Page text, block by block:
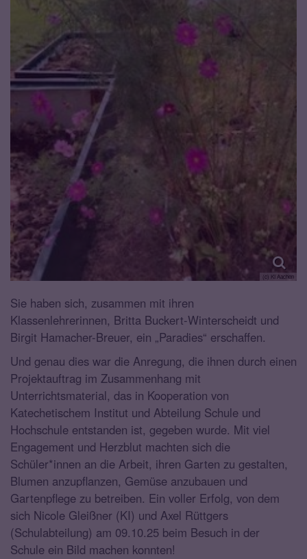
(c) KI Aachen
Sie haben sich, zusammen mit ihren
Klassenlehrerinnen, Britta Buckert-Winterscheidt und
Birgit Hamacher-Breuer, ein „Paradies“ erschaffen.
Und genau dies war die Anregung, die ihnen durch einen
Projektauftrag im Zusammenhang mit
Unterrichtsmaterial, das in Kooperation von
Katechetischem Institut und Abteilung Schule und
Hochschule entstanden ist, gegeben wurde. Mit viel
Engagement und Herzblut machten sich die
Schüler*innen an die Arbeit, ihren Garten zu gestalten,
Blumen anzupflanzen, Gemüse anzubauen und
Gartenpflege zu betreiben. Ein voller Erfolg, von dem
sich Nicole Gleißner (KI) und Axel Rüttgers
(Schulabteilung) am 09.10.25 beim Besuch in der
Schule ein Bild machen konnten!